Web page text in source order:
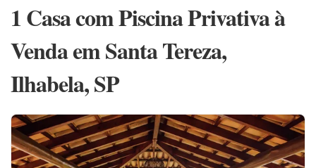
1 Casa com Piscina Privativa à
Venda em Santa Tereza,
Ilhabela, SP